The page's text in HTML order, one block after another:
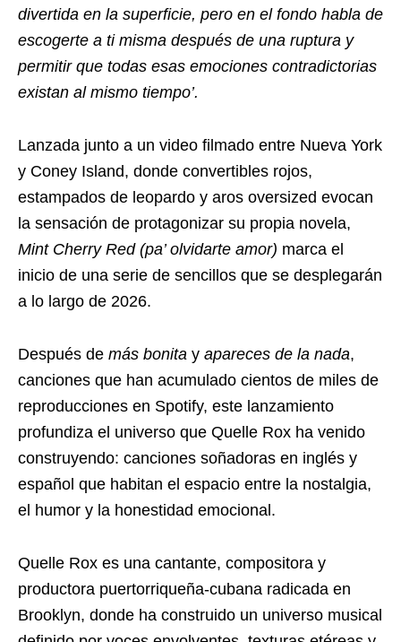
divertida en la superficie, pero en el fondo habla de
escogerte a ti misma después de una ruptura y
permitir que todas esas emociones contradictorias
existan al mismo tiempo’.
Lanzada junto a un video filmado entre Nueva York
y Coney Island, donde convertibles rojos,
estampados de leopardo y aros oversized evocan
la sensación de protagonizar su propia novela,
Mint Cherry Red (pa’ olvidarte amor) marca el
inicio de una serie de sencillos que se desplegarán
a lo largo de 2026.
Después de más bonita y apareces de la nada,
canciones que han acumulado cientos de miles de
reproducciones en Spotify, este lanzamiento
profundiza el universo que Quelle Rox ha venido
construyendo: canciones soñadoras en inglés y
español que habitan el espacio entre la nostalgia,
el humor y la honestidad emocional.
Quelle Rox es una cantante, compositora y
productora puertorriqueña-cubana radicada en
Brooklyn, donde ha construido un universo musical